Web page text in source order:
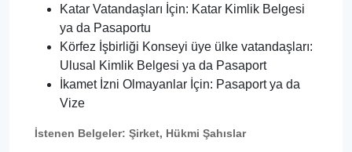
Katar Vatandaşları İçin: Katar Kimlik Belgesi
ya da Pasaportu
Körfez İşbirliği Konseyi üye ülke vatandaşları:
Ulusal Kimlik Belgesi ya da Pasaport
İkamet İzni Olmayanlar İçin: Pasaport ya da
Vize
İstenen Belgeler: Şirket, Hükmi Şahıslar